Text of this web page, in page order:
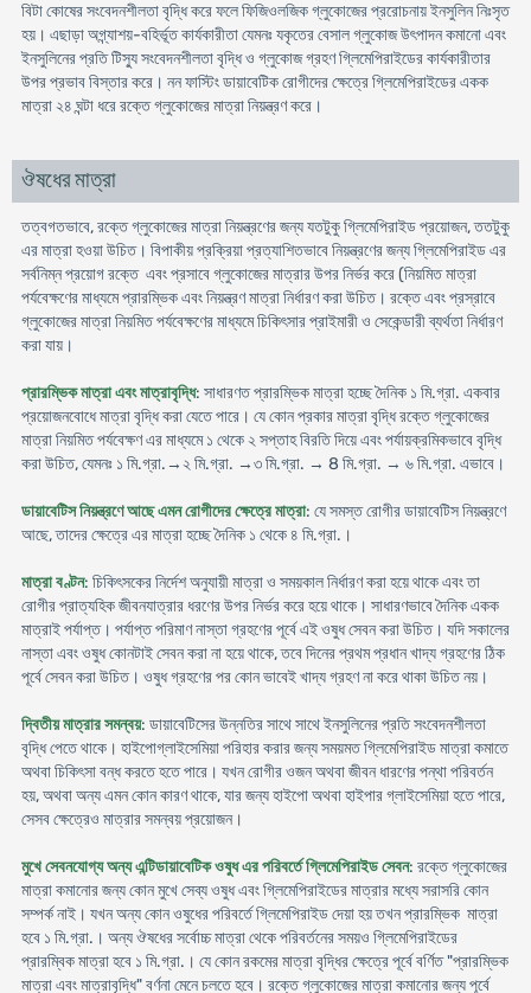
বিটা কোষের সংবেদনশীলতা বৃদ্ধি করে ফলে ফিজিওলজিক গ্লুকোজের প্ররোচনায় ইনসুলিন নিঃসৃত
হয়। এছাড়া অগ্ন্যাশয়-বহির্ভূত কার্যকারীতা যেমনঃ যকৃতের বেসাল গ্লুকোজ উৎপাদন কমানো এবং
ইনসুলিনের প্রতি টিস্যু সংবেদনশীলতা বৃদ্ধি ও গ্লুকোজ গ্রহণ গ্লিমেপিরাইডের কার্যকারীতার
উপর প্রভাব বিস্তার করে। নন ফাস্টিং ডায়াবেটিক রোগীদের ক্ষেত্রে গ্লিমেপিরাইডের একক
মাত্রা ২৪ ঘন্টা ধরে রক্তে গ্লুকোজের মাত্রা নিয়ন্ত্রণ করে।
ঔষধের মাত্রা
তত্বগতভাবে, রক্তে গ্লুকোজের মাত্রা নিয়ন্ত্রণের জন্য যতটুকু গ্লিমেপিরাইড প্রয়োজন, ততটুকু
এর মাত্রা হওয়া উচিত। বিপাকীয় প্রক্রিয়া প্রত্যাশিতভাবে নিয়ন্ত্রণের জন্য গ্লিমেপিরাইড এর
সর্বনিম্ন প্রয়োগ রক্তে এবং প্রসাবে গ্লুকোজের মাত্রার উপর নির্ভর করে (নিয়মিত মাত্রা
পর্যবেক্ষণের মাধ্যমে প্রারম্ভিক এবং নিয়ন্ত্রণ মাত্রা নির্ধারণ করা উচিত। রক্তে এবং প্রস্রাবে
গ্লুকোজের মাত্রা নিয়মিত পর্যবেক্ষণের মাধ্যমে চিকিৎসার প্রাইমারী ও সেকেন্ডারী ব্যর্থতা নির্ধারণ
করা যায়।
প্রারম্ভিক মাত্রা এবং মাত্রাবৃদ্ধি: সাধারণত প্রারম্ভিক মাত্রা হচ্ছে দৈনিক ১ মি.গ্রা. একবার
প্রয়োজনবোধে মাত্রা বৃদ্ধি করা যেতে পারে। যে কোন প্রকার মাত্রা বৃদ্ধি রক্তে গ্লুকোজের
মাত্রা নিয়মিত পর্যবেক্ষণ এর মাধ্যমে ১ থেকে ২ সপ্তাহ বিরতি দিয়ে এবং পর্যায়ক্রমিকভাবে বৃদ্ধি
করা উচিত, যেমনঃ ১ মি.গ্রা.→২ মি.গ্রা. →৩ মি.গ্রা. → 8 মি.গ্রা. → ৬ মি.গ্রা. এভাবে।
ডায়াবেটিস নিয়ন্ত্রণে আছে এমন রোগীদের ক্ষেত্রে মাত্রা: যে সমস্ত রোগীর ডায়াবেটিস নিয়ন্ত্রণে
আছে, তাদের ক্ষেত্রে এর মাত্রা হচ্ছে দৈনিক ১ থেকে ৪ মি.গ্রা.।
মাত্রা বণ্টন: চিকিৎসকের নির্দেশ অনুযায়ী মাত্রা ও সময়কাল নির্ধারণ করা হয়ে থাকে এবং তা
রোগীর প্রাত্যহিক জীবনযাত্রার ধরণের উপর নির্ভর করে হয়ে থাকে। সাধারণভাবে দৈনিক একক
মাত্রাই পর্যাপ্ত। পর্যাপ্ত পরিমাণ নাস্তা গ্রহণের পূর্বে এই ওষুধ সেবন করা উচিত। যদি সকালের
নাস্তা এবং ওষুধ কোনটাই সেবন করা না হয়ে থাকে, তবে দিনের প্রথম প্রধান খাদ্য গ্রহণের ঠিক
পূর্বে সেবন করা উচিত। ওষুধ গ্রহণের পর কোন ভাবেই খাদ্য গ্রহণ না করে থাকা উচিত নয়।
দ্বিতীয় মাত্রার সমন্বয়: ডায়াবেটিসের উন্নতির সাথে সাথে ইনসুলিনের প্রতি সংবেদনশীলতা
বৃদ্ধি পেতে থাকে। হাইপোগ্লাইসেমিয়া পরিহার করার জন্য সময়মত গ্লিমেপিরাইড মাত্রা কমাতে
অথবা চিকিৎসা বন্ধ করতে হতে পারে। যখন রোগীর ওজন অথবা জীবন ধারণের পন্থা পরিবর্তন
হয়, অথবা অন্য এমন কোন কারণ থাকে, যার জন্য হাইপো অথবা হাইপার গ্লাইসেমিয়া হতে পারে,
সেসব ক্ষেত্রেও মাত্রার সমন্বয় প্রয়োজন।
মুখে সেবনযোগ্য অন্য এন্টিডায়াবেটিক ওষুধ এর পরিবর্তে গ্লিমেপিরাইড সেবন: রক্তে গ্লুকোজের
মাত্রা কমানোর জন্য কোন মুখে সেব্য ওষুধ এবং গ্লিমেপিরাইডের মাত্রার মধ্যে সরাসরি কোন
সম্পর্ক নাই। যখন অন্য কোন ওষুধের পরিবর্তে গ্লিমেপিরাইড দেয়া হয় তখন প্রারম্ভিক মাত্রা
হবে ১ মি.গ্রা.। অন্য ঔষধের সর্বোচ্চ মাত্রা থেকে পরিবর্তনের সময়ও গ্লিমেপিরাইডের
প্রারম্বিক মাত্রা হবে ১ মি.গ্রা.। যে কোন রকমের মাত্রা বৃদ্ধির ক্ষেত্রে পূর্বে বর্ণিত "প্রারম্ভিক
মাত্রা এবং মাত্রাবৃদ্ধি" বর্ণনা মেনে চলতে হবে। রক্তে গ্লুকোজের মাত্রা কমানোর জন্য পূর্বে